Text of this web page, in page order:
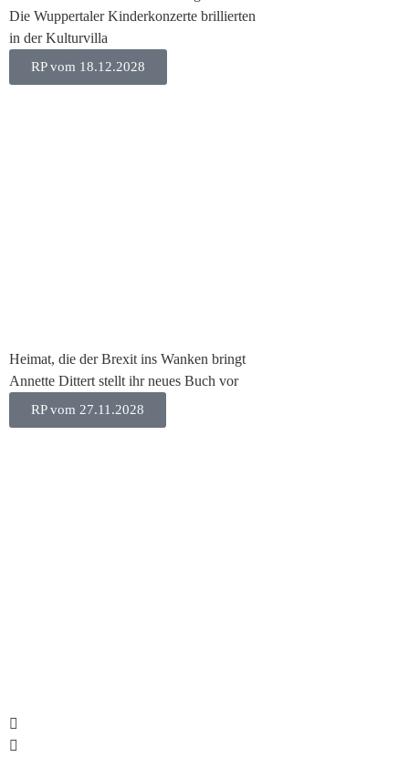
Die Wuppertaler Kinderkonzerte brillierten
in der Kulturvilla
RP vom 18.12.2028
Heimat, die der Brexit ins Wanken bringt
Annette Dittert stellt ihr neues Buch vor
RP vom 27.11.2028